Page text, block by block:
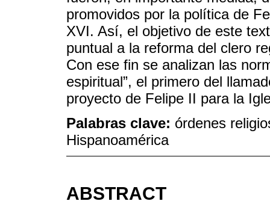
promovidos por la política de
XVI. Así, el objetivo de este
puntual a la reforma del clero
Con ese fin se analizan las
espiritual”, el primero del
proyecto de Felipe II para la
Palabras clave: órdenes
Hispanoamérica
ABSTRACT